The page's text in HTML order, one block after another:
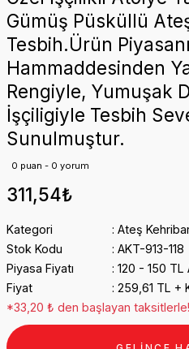
Gümüş Püsküllü
Tesbih.Ürün
Hammaddesinden
Rengiyle, Yumuşak
İşçiligiyle Tesbih
Sunulmuştur.
0 puan - 0 yorum
311,54₺
Kategori
Ateş
Stok Kodu
AKT-913-118
Piyasa Fiyatı
120 - 150 TL
Fiyat
259,61 TL +
*33,20 ₺ den başlayan